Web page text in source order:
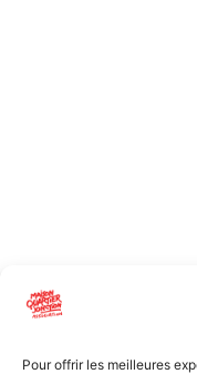
Pour offrir les meilleures